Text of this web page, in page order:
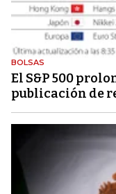
BOLSAS
El S&P 500
publicación de